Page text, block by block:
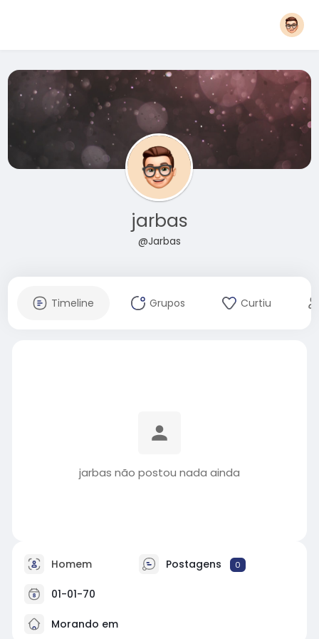
jarbas
@Jarbas
Timeline Grupos Curtiu
jarbas não postou nada ainda
Homem Postagens 0
01-01-70
Morando em